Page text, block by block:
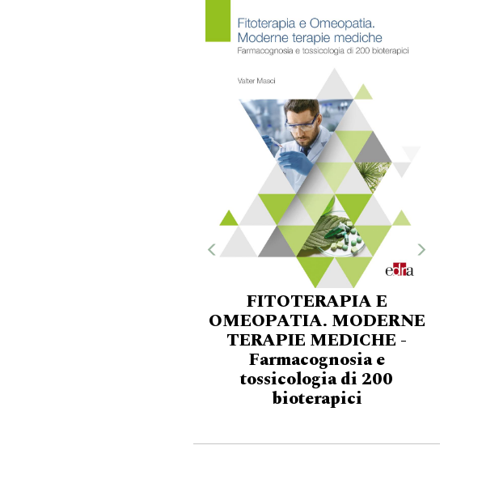
FITOTERAPIA E
OMEOPATIA. MODERNE
TERAPIE MEDICHE -
Farmacognosia e
tossicologia di 200
bioterapici